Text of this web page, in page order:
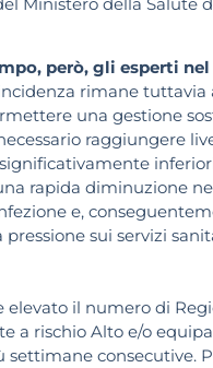
però, gli esperti
rimane
una gestione
raggiungere
rapida diminuzione
e,
pressione sui servizi
elevato il numero di
a rischio Alto e/o
settimane consecutive.